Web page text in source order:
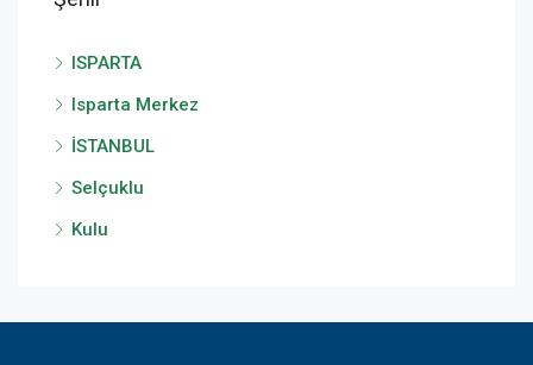
ISPARTA
Isparta Merkez
İSTANBUL
Selçuklu
Kulu